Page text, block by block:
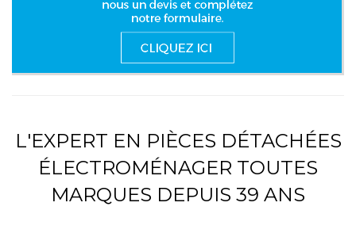
L'EXPERT EN PIÈCES DÉTACHÉES
ÉLECTROMÉNAGER TOUTES
MARQUES DEPUIS 39 ANS